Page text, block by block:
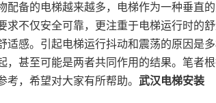
配备的电梯越来越多，电梯作为一种垂直
求不仅安全可靠，更注重于电梯运行时的
适感。引起电梯运行抖动和震荡的原因是
，甚至可能是两者共同作用的结果。笔者
考，希望对大家有所帮助。 武汉电梯安装